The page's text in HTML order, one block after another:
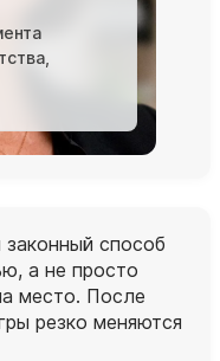
способ
а не просто
место. После
резко меняются